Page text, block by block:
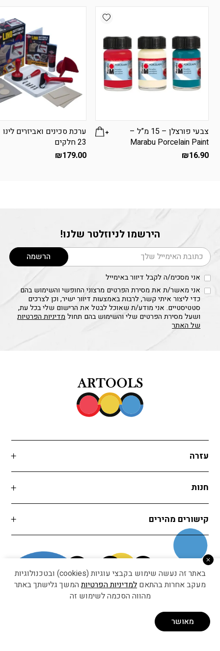
Add wishlist
צבעי פורצלן – 15 מ”ל –
Marabu Porcelain Paint
₪16.90
סוגים.
לבחור
האפשרויות
בעמוד
המוצר
ערכת סכינים ואביזרים
23 חלקים
₪179.00
הירשמו לניוזלטר שלנו!
דוא׳׳ל הרשמה
אני מסכימ/ה לקבל דיוור באימייל
אני מאשר/ת את מסירת הפרטים מרצוני החופשי והשימוש בהם
כדי ליצור איתי קשר, לרבות באמצעות דיוור ישיר, וכן לצרכים
סטטיסטיים. אני מודע/ת שאוכל לבטל את הרישום שלי בכל עת,
ושעל מסירת הפרטים שלי והשימוש בהם תחולמדיניות הפרטיות
של האתר
עזרה
חנות
קישורים מהירים
באתר זה נעשה שימוש בקבצי עוגיות (cookies) ובטכנולוגיות
מעקב אחרות בהתאם למדיניות הפרטיותהמשך גלישתך באתר
מהווה הסכמה לשימוש זה
מאושר